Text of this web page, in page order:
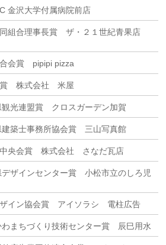
金沢大学付属病院前店
組合理事長賞 ザ・２１世紀青果店
会賞 pipipi pizza
賞 株式会社 米屋
観光連盟賞 クロスガーデン加賀
建築士事務所協会賞 三山写真館
中央会賞 株式会社 さなだ瓦店
デザインセンター賞 小松市立のしろ児
ザイン協会賞 アイソラシ 電柱広告
わまちづくり技術センター賞 辰巳用水